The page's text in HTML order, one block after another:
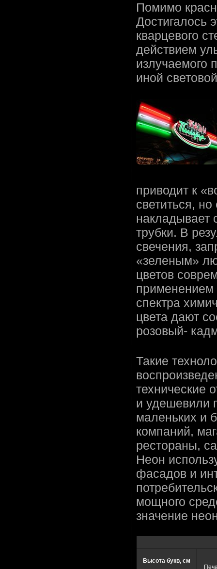
Помимо
Достигалось
кварцевого
действием
излучаемого
иной
приводит к
светиться,
накладывает
трубки. В
свечения,
«зеленым»
цветов
применением
спектра
цвета дают
розовый-
Такие
технические
и удешевили
маленьких и
компаний,
рестораны,
Неон
фасадов и
мощного
значение
Высота букв, см